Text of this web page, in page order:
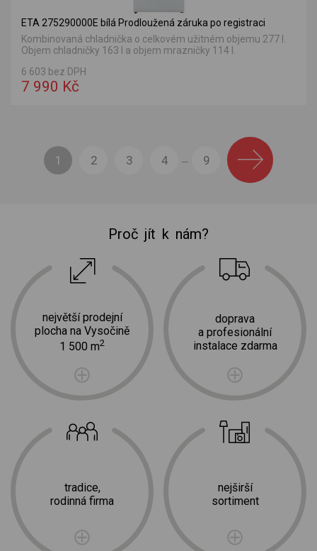
ETA 275290000E bílá Prodloužená záruka po registraci
Kombinovaná chladnička o celkovém užitném objemu 277 l.
Objem chladničky 163 l a objem mrazničky 114 l.
6 603 bez DPH
7 990 Kč
1 2 3 4 ... 9
Proč jít k nám?
největší prodejní
plocha na Vysočině
1 500 m2
tradice,
rodinná firma
doprava
a profesionální
instalace zdarma
nejširší
sortiment